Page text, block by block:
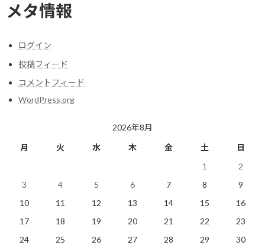
かもしれません…）
ってもすぐには思い浮かびませんが、今後走る時に使えそうな場所
を探してみようと思います。
カラーバス効果で探すと案外いい物件？が見つかるかもしれませ
ん！
今日のポイント！
他人の知恵からとことん学ぶ！
ラン：10Km 累積標高差：15m
メタ情報
ログイン
投稿フィード
コメントフィード
WordPress.org
2026年8月
月
火 水 木 金 土
日
1
2
3
4 5 6 7 8
9
10
11 12 13 14 15
16
17
18 19 20 21 22
23
24
25 26 27 28 29
30